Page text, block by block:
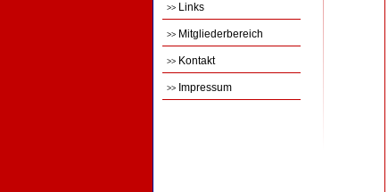
>> Links
>> Mitgliederbereich
>> Kontakt
>> Impressum